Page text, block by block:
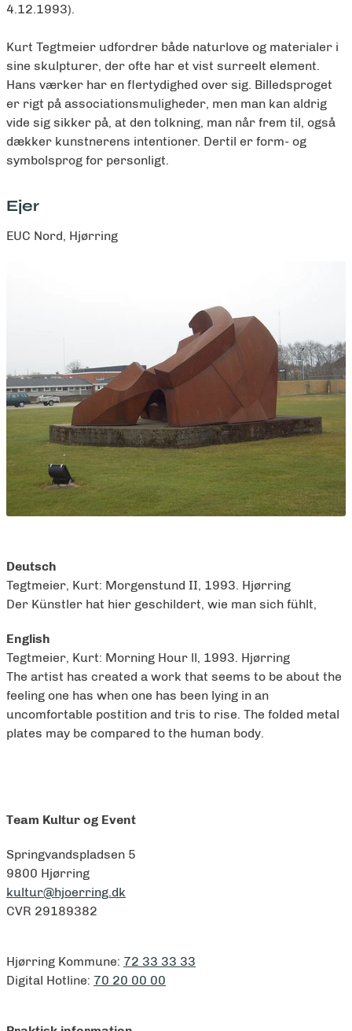
4.12.1993).
Kurt Tegtmeier udfordrer både naturlove og materialer i
sine skulpturer, der ofte har et vist surreelt element.
Hans værker har en flertydighed over sig. Billedsproget
er rigt på associationsmuligheder, men man kan aldrig
vide sig sikker på, at den tolkning, man når frem til, også
dækker kunstnerens intentioner. Dertil er form- og
symbolsprog for personligt.
Ejer
EUC Nord, Hjørring
Deutsch
Tegtmeier, Kurt: Morgenstund II, 1993. Hjørring
Der Künstler hat hier geschildert, wie man sich fühlt,
English
Tegtmeier, Kurt: Morning Hour ll, 1993. Hjørring
The artist has created a work that seems to be about the
feeling one has when one has been lying in an
uncomfortable postition and tris to rise. The folded metal
plates may be compared to the human body.
Team Kultur og Event
Springvandspladsen 5
9800 Hjørring
kultur@hjoerring.dk
CVR 29189382
Hjørring Kommune: 72 33 33 33
Digital Hotline: 70 20 00 00